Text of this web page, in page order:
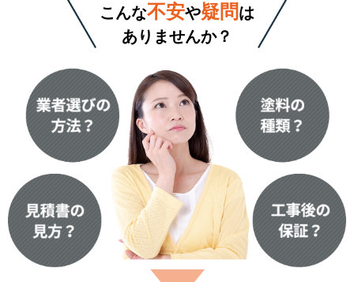
こんな不安や疑問は
ありませんか？